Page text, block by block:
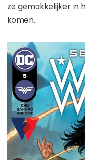
ze gemakkelijker in
komen.